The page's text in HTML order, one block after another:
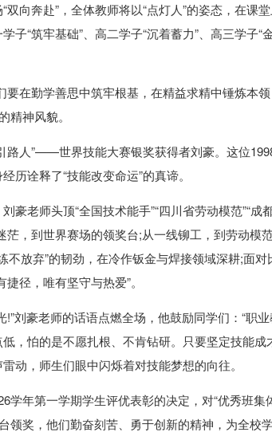
向奔赴”，全体教师将以“点灯人”的姿态，在课
子“筑牢基础”、高二学子“沉着蓄力”、高三学子“
要在勤学善思中筑牢根基，在精益求精中锤炼本
精神风貌。
路人”——世界技能大赛银奖获得者刘豪。这位
历诠释了“技能改变命运”的真谛。
豪老师头顶“全国技术能手”“四川省劳动模范”“成
茫，到世界赛场的领奖台;从一线铆工，到劳动
不放弃”的韧劲，在冷作钣金与焊接领域深耕;面
径，唯有坚守与热爱”。
刘豪老师的话语点燃全场，他鼓励同学们：“职
，怕的是不愿扎根、不肯钻研。只要坚定技能
动，师生们眼中闪烁着对技能梦想的向往。
年第一学期学生评优表彰的决定，对“优秀班集
奖，他们勤奋刻苦、勇于创新的精神，为全校学